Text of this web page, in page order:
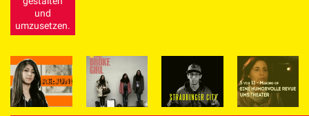
und
umzusetzen.